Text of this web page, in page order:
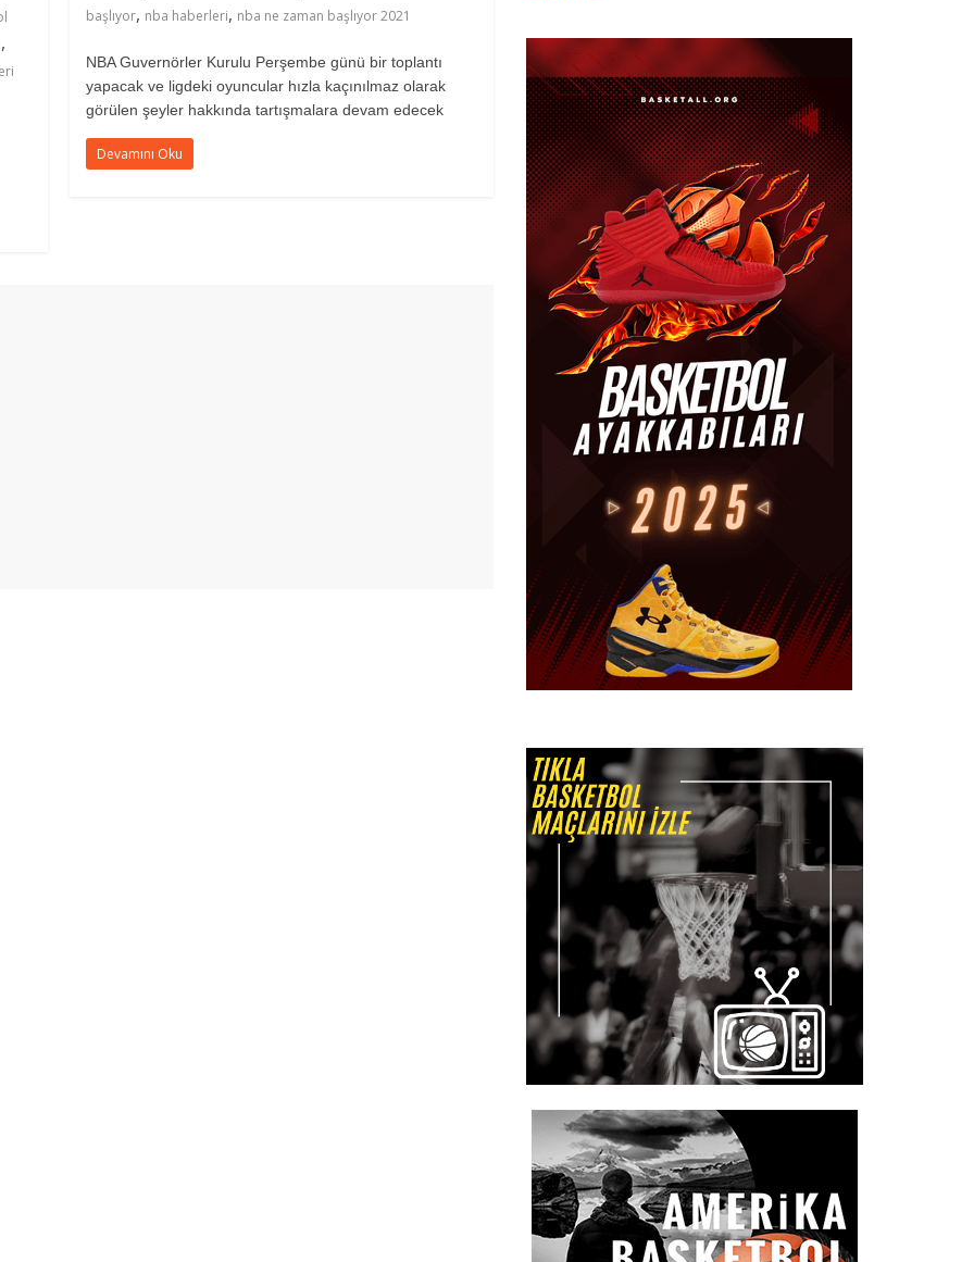
,
başlıyor, nba haberleri, nba ne zaman başlıyor 2021
NBA Guvernörler Kurulu Perşembe günü bir toplantı
yapacak ve ligdeki oyuncular hızla kaçınılmaz olarak
görülen şeyler hakkında tartışmalara devam edecek
Devamını Oku